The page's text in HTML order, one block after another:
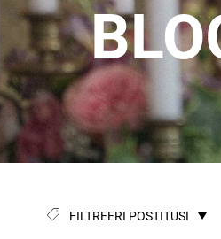
FILTREERI POSTITUSI